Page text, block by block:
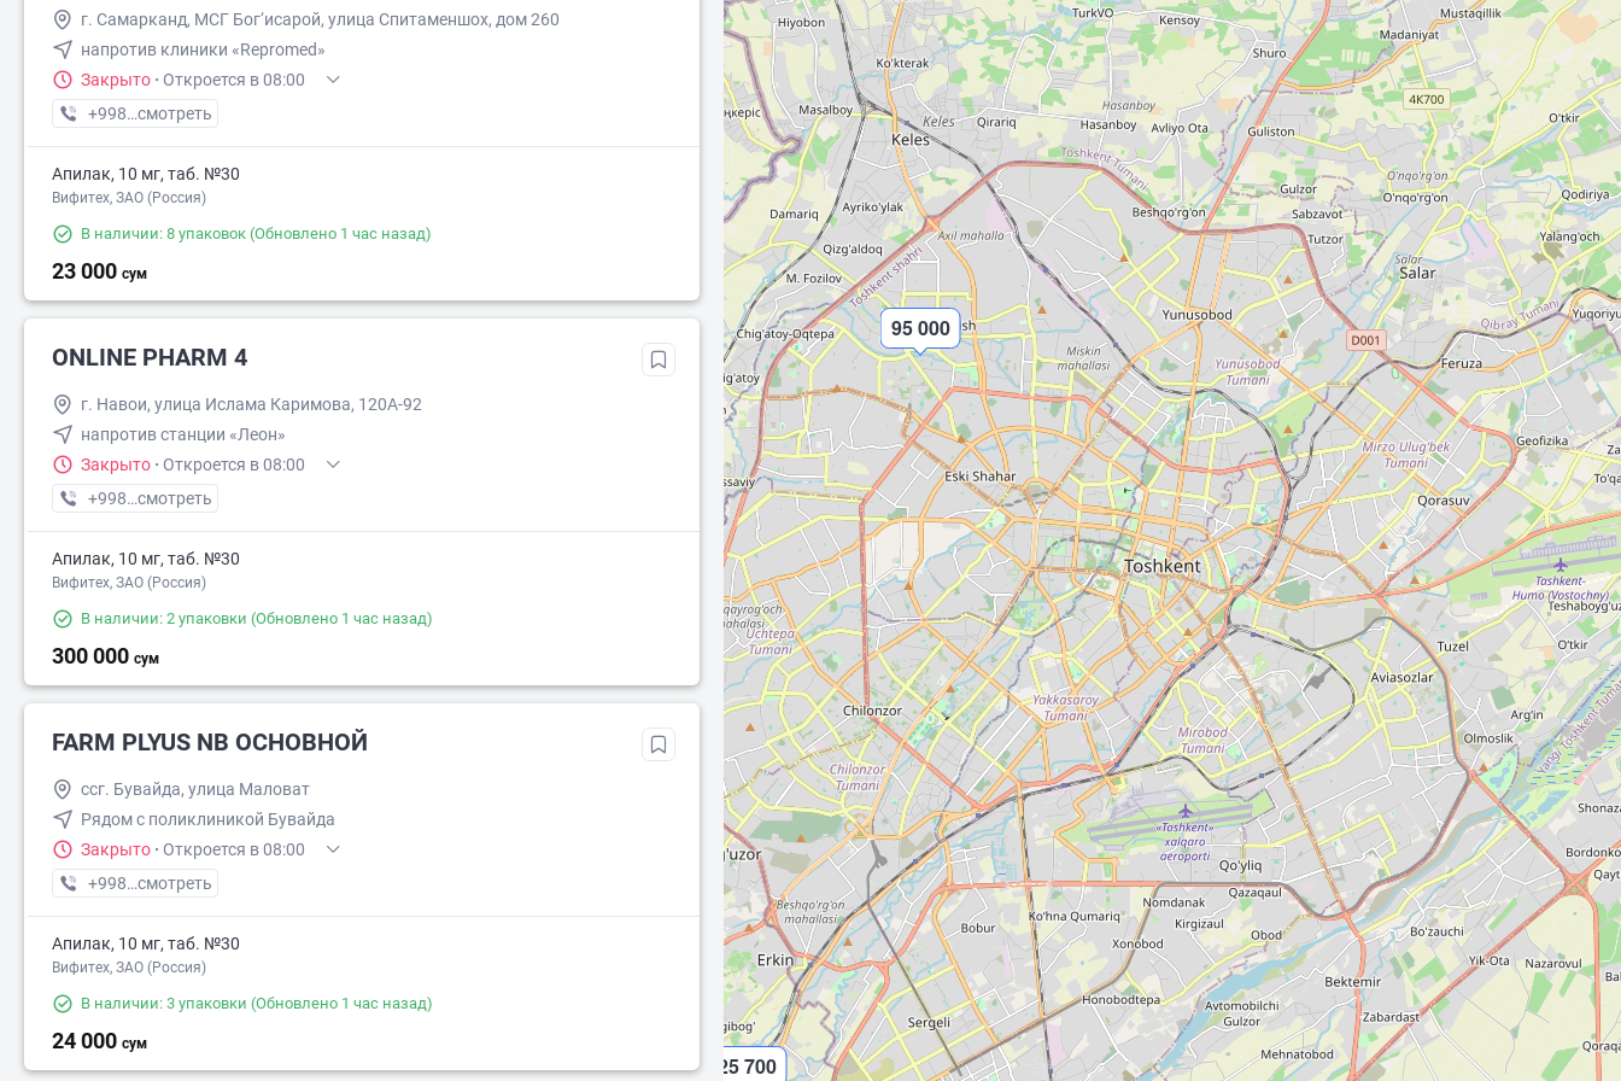
г. Самарканд, МСГ Бог‘исарой, улица Спитаменшох, дом 260
напротив клиники «Repromed»
Закрыто · Откроется в 08:00
+998 (87) XXX-XX-XX
смотреть
Апилак, 10 мг, таб. №30
Вифитех, ЗАО (Россия)
В наличии: 8 упаковок (Обновлено 1 час назад)
23 000 сум
ONLINE PHARM 4
г. Навои, улица Ислама Каримова, 120A-92
напротив станции «Леон»
Закрыто · Откроется в 08:00
+998 (88) XXX-XX-XX
смотреть
Апилак, 10 мг, таб. №30
Вифитех, ЗАО (Россия)
В наличии: 2 упаковки (Обновлено 1 час назад)
300 000 сум
FARM PLYUS NB ОСНОВНОЙ
ссг. Бувайда, улица Маловат
Рядом с поликлиникой Бувайда
Закрыто · Откроется в 08:00
+998 (99) XXX-XX-XX
смотреть
Апилак, 10 мг, таб. №30
Вифитех, ЗАО (Россия)
В наличии: 3 упаковки (Обновлено 1 час назад)
24 000 сум
25 700
95 000